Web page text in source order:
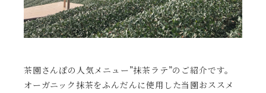
茶園さんぽの人気メニュー”抹茶ラテ”のご紹介です。
オーガニック抹茶をふんだんに使用した当園おススメ